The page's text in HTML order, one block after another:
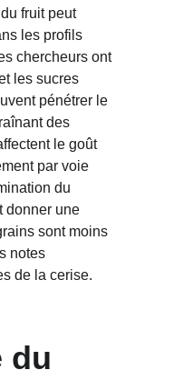
fruit peut
les profils
chercheurs ont
les sucres
pénétrer le
des
le goût
par voie
du
donner une
sont moins
notes
de la cerise.
du